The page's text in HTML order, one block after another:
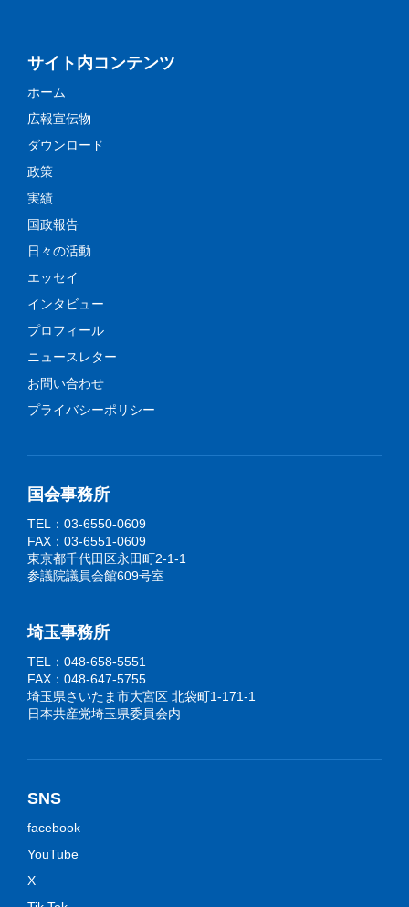
サイト内コンテンツ
ホーム
広報宣伝物
ダウンロード
政策
実績
国政報告
日々の活動
エッセイ
インタビュー
プロフィール
ニュースレター
お問い合わせ
プライバシーポリシー
国会事務所
TEL：03-6550-0609
FAX：03-6551-0609
東京都千代田区永田町2-1-1
参議院議員会館609号室
埼玉事務所
TEL：048-658-5551
FAX：048-647-5755
埼玉県さいたま市大宮区 北袋町1-171-1
日本共産党埼玉県委員会内
SNS
facebook
YouTube
X